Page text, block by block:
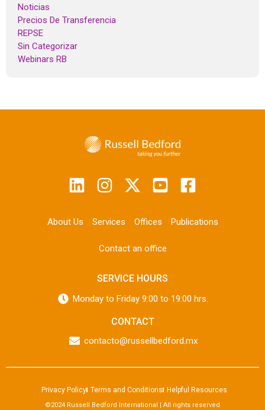
Noticias
Precios De Transferencia
REPSE
Sin Categorizar
Webinars RB
About Us Services Offices Publications
Contact an office
SERVICE HOURS
Monday to Friday 9:00 to 19:00 hrs.
CONTACT
contacto@russellbedford.mx
Privacy Policy Terms and Conditions Helpful Resources
©2024 Russell Bedford International | All rights reserved